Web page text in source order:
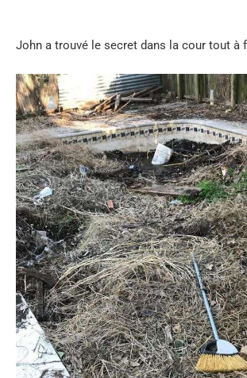
John a trouvé le secret dans la cour tout à